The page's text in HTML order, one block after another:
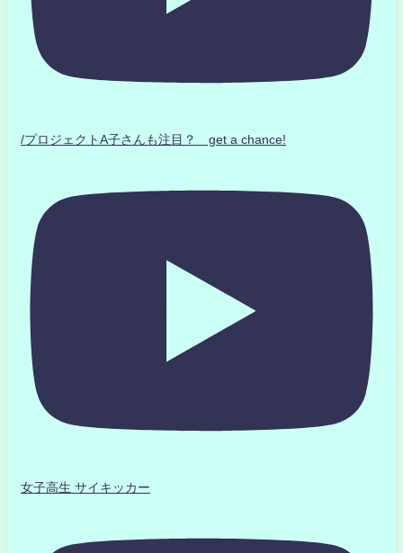
/プロジェクトA子さんも注目？ get a chance!
女子高生 サイキッカー